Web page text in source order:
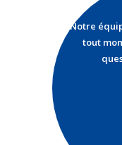
Notre
tout